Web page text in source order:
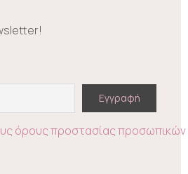
όρους προστασίας